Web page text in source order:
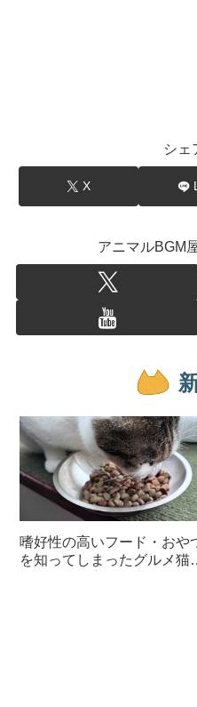
シェ
X
アニマルBGM
嗜好性の高いフード・おや
を知ってしまったグルメ猫